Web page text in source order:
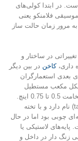
در ابتدا کولی‌های
فلامنکو یعنی
مرور زمان حالت ساز
تغییراتی در ساختار و
داری،کاخن در بین دیگر
بعدی استعمارگران
مکعب مستطیل
ایستاده است که 4 طرف آن با تخته‌های چوبی به ضخامت 0.5 تا 0.75 اینچ.
(1.3 تا 1.9 سانتی متر) و سطح اصلی آن که تاپا (tapa) نام دارد و با تخته
چوبی بود اما در حال
لاستیکی یا
زنگ دار در داخل و